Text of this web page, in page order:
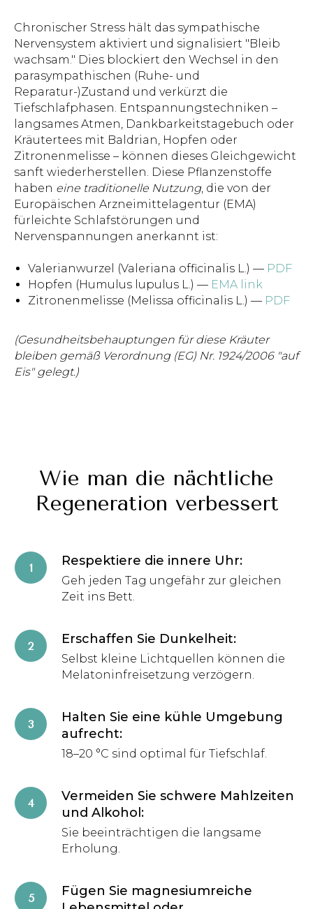
Chronischer Stress hält das sympathische
Nervensystem aktiviert und signalisiert "Bleib
wachsam." Dies blockiert den Wechsel in den
parasympathischen (Ruhe- und
Reparatur-)Zustand und verkürzt die
Tiefschlafphasen. Entspannungstechniken –
langsames Atmen, Dankbarkeitstagebuch oder
Kräutertees mit Baldrian, Hopfen oder
Zitronenmelisse – können dieses Gleichgewicht
sanft wiederherstellen. Diese Pflanzenstoffe
haben eine traditionelle Nutzung, die von der
Europäischen Arzneimittelagentur (EMA)
fürleichte Schlafstörungen und
Nervenspannungen anerkannt ist:
Valerianwurzel (Valeriana officinalis L.) — PDF
Hopfen (Humulus lupulus L.) — EMA link
Zitronenmelisse (Melissa officinalis L.) — PDF
(Gesundheitsbehauptungen für diese Kräuter
bleiben gemäß Verordnung (EG) Nr. 1924/2006 "auf
Eis" gelegt.)
Wie man die nächtliche
Regeneration verbessert
Respektiere die innere Uhr:
Geh jeden Tag ungefähr zur gleichen
Zeit ins Bett.
Erschaffen Sie Dunkelheit:
Selbst kleine Lichtquellen können die
Melatoninfreisetzung verzögern.
Halten Sie eine kühle Umgebung
aufrecht:
18–20 °C sind optimal für Tiefschlaf.
Vermeiden Sie schwere Mahlzeiten
und Alkohol :
Sie beeinträchtigen die langsame
Erholung.
Fügen Sie magnesiumreiche